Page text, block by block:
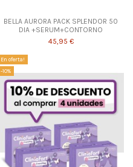
BELLA AURORA PACK SPLENDOR 50
DIA +SERUM+CONTORNO
45,95 €
En oferta!
-10%